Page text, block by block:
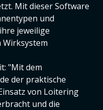
Mit dieser Software
und
jeweilige
"Mit dem
der praktische
von Loitering
und die